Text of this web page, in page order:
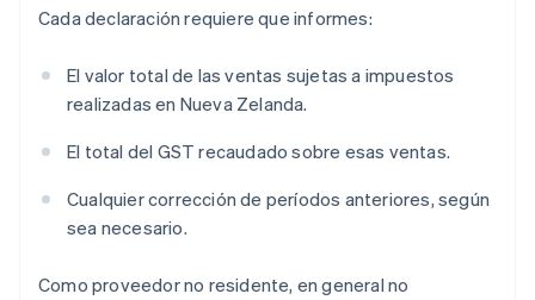
Cada declaración requiere que informes:
El valor total de las ventas sujetas a impuestos
realizadas en Nueva Zelanda.
El total del GST recaudado sobre esas ventas.
Cualquier corrección de períodos anteriores, según
sea necesario.
Como proveedor no residente, en general no